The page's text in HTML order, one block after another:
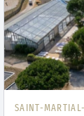
SAINT-